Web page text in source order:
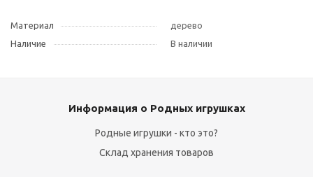
Материал
дерево
Наличие
В наличии
Информация о Родных игрушках
Родные игрушки - кто это?
Склад хранения товаров